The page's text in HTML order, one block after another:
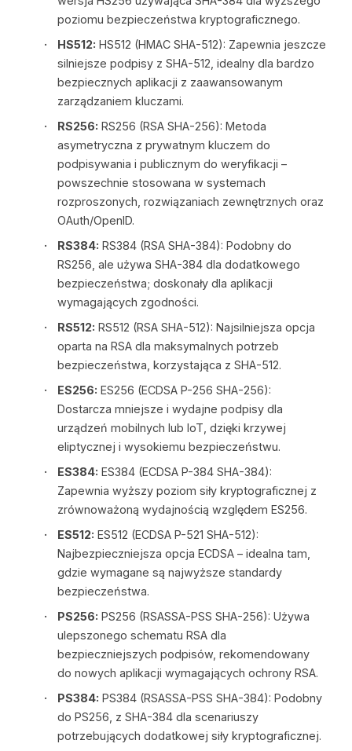
poziomu bezpieczeństwa kryptograficznego.
HS512: HS512 (HMAC SHA-512): Zapewnia jeszcze
silniejsze podpisy z SHA-512, idealny dla bardzo
bezpiecznych aplikacji z zaawansowanym
zarządzaniem kluczami.
RS256: RS256 (RSA SHA-256): Metoda
asymetryczna z prywatnym kluczem do
podpisywania i publicznym do weryfikacji –
powszechnie stosowana w systemach
rozproszonych, rozwiązaniach zewnętrznych oraz
OAuth/OpenID.
RS384: RS384 (RSA SHA-384): Podobny do
RS256, ale używa SHA-384 dla dodatkowego
bezpieczeństwa; doskonały dla aplikacji
wymagających zgodności.
RS512: RS512 (RSA SHA-512): Najsilniejsza opcja
oparta na RSA dla maksymalnych potrzeb
bezpieczeństwa, korzystająca z SHA-512.
ES256: ES256 (ECDSA P-256 SHA-256):
Dostarcza mniejsze i wydajne podpisy dla
urządzeń mobilnych lub IoT, dzięki krzywej
eliptycznej i wysokiemu bezpieczeństwu.
ES384: ES384 (ECDSA P-384 SHA-384):
Zapewnia wyższy poziom siły kryptograficznej z
zrównoważoną wydajnością względem ES256.
ES512: ES512 (ECDSA P-521 SHA-512):
Najbezpieczniejsza opcja ECDSA – idealna tam,
gdzie wymagane są najwyższe standardy
bezpieczeństwa.
PS256: PS256 (RSASSA-PSS SHA-256): Używa
ulepszonego schematu RSA dla
bezpieczniejszych podpisów, rekomendowany
do nowych aplikacji wymagających ochrony RSA.
PS384: PS384 (RSASSA-PSS SHA-384): Podobny
do PS256, z SHA-384 dla scenariuszy
potrzebujących dodatkowej siły kryptograficznej.